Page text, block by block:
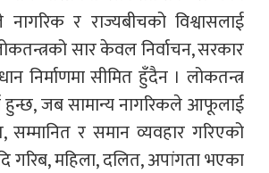
र राज्यबीचको विश्वासलाई
सार केवल निर्वाचन, सरकार
निर्माणमा सीमित हुँदैन । लोकतन्त्र
हुन्छ, जब सामान्य नागरिकले आफूलाई
सम्मानित र समान व्यवहार गरिएको
गरिब, महिला, दलित, अपांगता भएका